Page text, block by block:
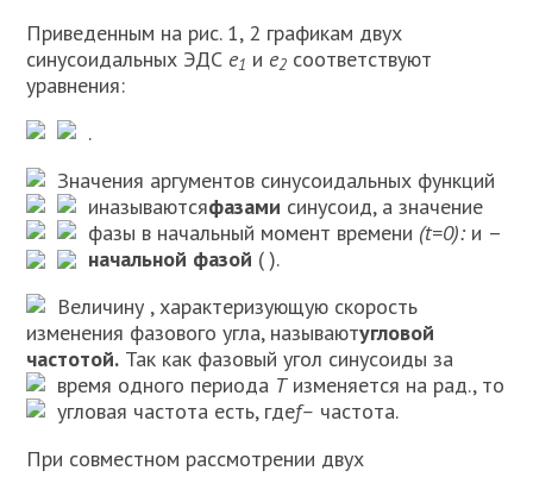
Приведенным на рис. 1, 2 графикам двух
синусоидальных ЭДС е1 и е2 соответствуют
уравнения:
.
Значения аргументов синусоидальных функций
иназываютсяфазами синусоид, а значение
фазы в начальный момент времени (t=0): и –
начальной фазой ().
Величину , характеризующую скорость
изменения фазового угла, называютугловой
частотой. Так как фазовый угол синусоиды за
время одного периода Тизменяется на рад., то
угловая частота есть, гдеf– частота.
При совместном рассмотрении двух